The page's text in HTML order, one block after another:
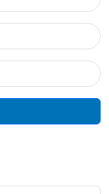
99 mm
151 mm